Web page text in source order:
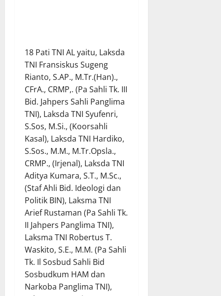
18 Pati TNI AL yaitu, Laksda
TNI Fransiskus Sugeng
Rianto, S.AP., M.Tr.(Han).,
CFrA., CRMP,. (Pa Sahli Tk. III
Bid. Jahpers Sahli Panglima
TNI), Laksda TNI Syufenri,
S.Sos, M.Si., (Koorsahli
Kasal), Laksda TNI Hardiko,
S.Sos., M.M., M.Tr.Opsla.,
CRMP., (Irjenal), Laksda TNI
Aditya Kumara, S.T., M.Sc.,
(Staf Ahli Bid. Ideologi dan
Politik BIN), Laksma TNI
Arief Rustaman (Pa Sahli Tk.
II Jahpers Panglima TNI),
Laksma TNI Robertus T.
Waskito, S.E., M.M. (Pa Sahli
Tk. Il Sosbud Sahli Bid
Sosbudkum HAM dan
Narkoba Panglima TNI),